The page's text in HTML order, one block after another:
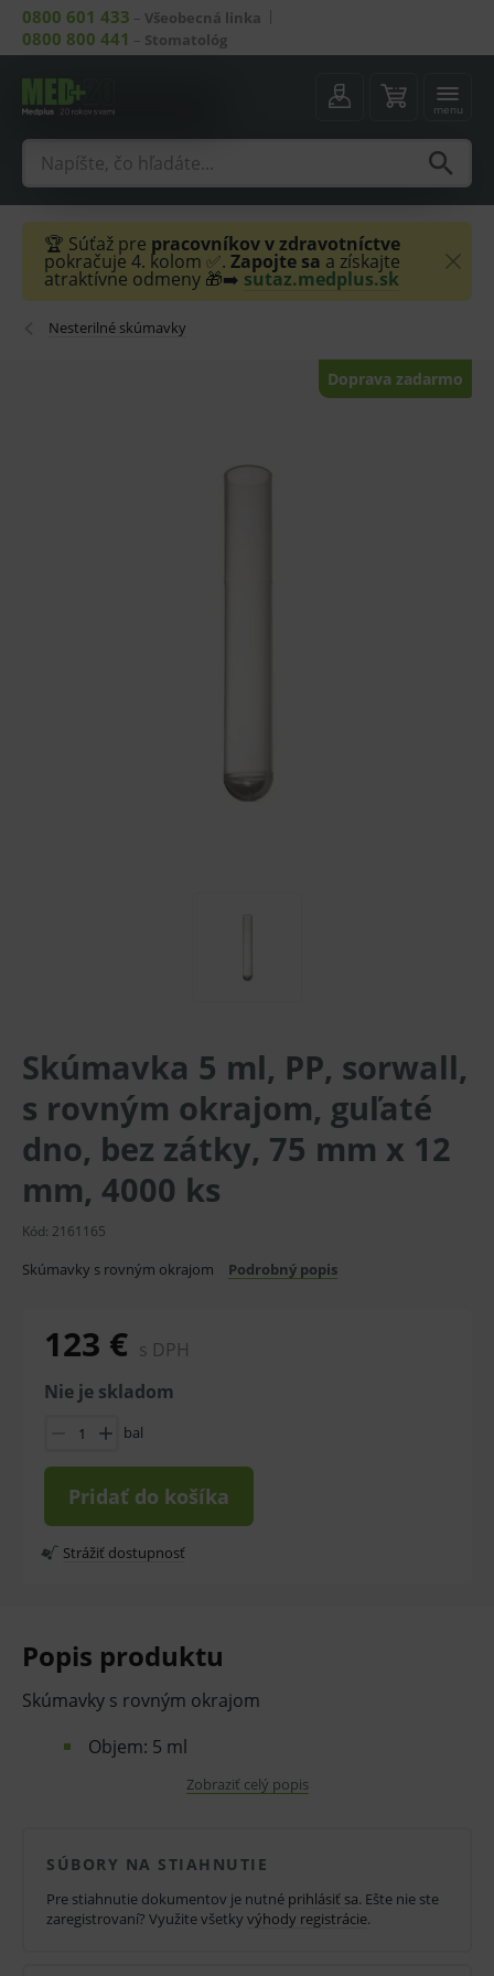
0800 601 433 – Všeobecná linka
0800 800 441 – Stomatológ
menu
🏆 Súťaž pre pracovníkov v zdravotníctve
pokračuje 4. kolom ✅. Zapojte sa a získajte
atraktívne odmeny 🎁➡️ sutaz.medplus.sk
Nesterilné skúmavky
Doprava zadarmo
Skúmavka 5 ml, PP, sorwall,
s rovným okrajom, guľaté
dno, bez zátky, 75 mm x 12
mm, 4000 ks
Kód: 2161165
Skúmavky s rovným okrajom Podrobný popis
123 € s DPH
Nie je skladom
bal
Pridať do košíka
Strážiť dostupnosť
Popis produktu
Skúmavky s rovným okrajom
Objem: 5 ml
Materiál: Polypropylén
Bez zátky
Zobraziť celý popis
SÚBORY NA STIAHNUTIE
Pre stiahnutie dokumentov je nutné prihlásiť sa. Ešte nie ste
zaregistrovaní? Využite všetky výhody registrácie.